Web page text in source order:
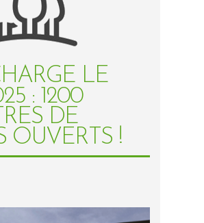
LE
: 1200
DE
OUVERTS !